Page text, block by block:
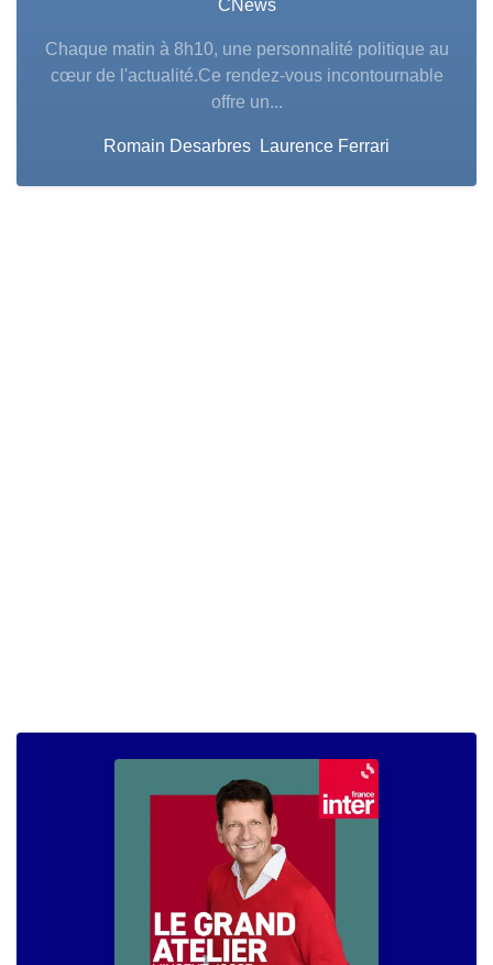
CNews
Chaque matin à 8h10, une personnalité politique au
cœur de l'actualité.Ce rendez-vous incontournable
offre un...
Romain Desarbres Laurence Ferrari